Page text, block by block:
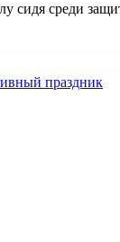
сидя среди